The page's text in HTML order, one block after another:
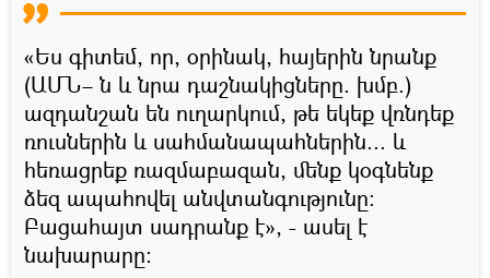
«Ես գիտեմ, որ, օրինակ, հայերին նրանք
(ԱՄՆ– ն և նրա դաշնակիցները. խմբ.)
ազդանշան են ուղարկում, թե եկեք վռնդեք
ռուսներին և սահմանապահներին... և
հեռացրեք ռազմաբազան, մենք կօգնենք
ձեզ ապահովել անվտանգությունը:
Բացահայտ սադրանք է», - ասել է
նախարարը։